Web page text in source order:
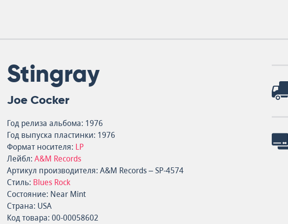
Stingray
Joe Cocker
Год релиза альбома: 1976
Год выпуска пластинки: 1976
Формат носителя: LP
Лейбл: A&M Records
Артикул производителя: A&M Records – SP-4574
Стиль: Blues Rock
Состояние: Near Mint
Страна: USA
Код товара: 00-00058602